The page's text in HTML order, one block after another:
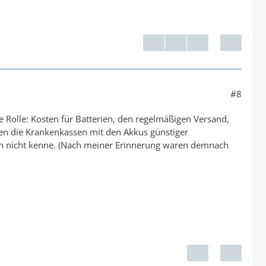
#8
Kosten für Batterien, den regelmäßigen Versand,
die Krankenkassen mit den Akkus günstiger
kenne. (Nach meiner Erinnerung waren demnach